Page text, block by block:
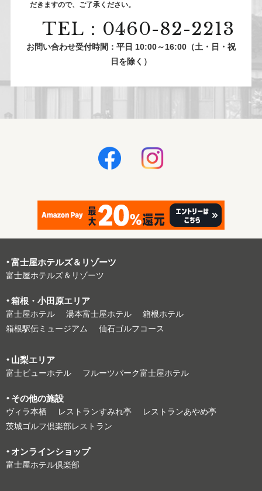
だきますので、ご了承ください。
TEL：0460-82-2213
お問い合わせ受付時間：平日 10:00～16:00（土・日・祝
日を除く）
富⼠屋ホテルズ＆リゾーツ
富⼠屋ホテルズ＆リゾーツ
箱根・⼩⽥原エリア
富⼠屋ホテル 湯本富⼠屋ホテル
箱根ホテル
箱根駅伝ミュージアム
仙石ゴルフコース
⼭梨エリア
富⼠ビューホテル フルーツパーク富⼠屋ホテル
その他の施設
ヴィラ本栖 レストランすみれ亭
レストランあやめ亭
茨城ゴルフ倶楽部レストラン
オンラインショップ
富⼠屋ホテル倶楽部